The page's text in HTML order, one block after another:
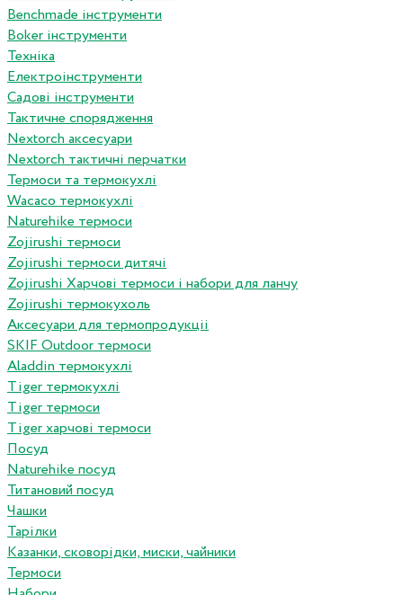
Benchmade інструменти
Boker інструменти
Техніка
Електроінструменти
Садові інструменти
Тактичне спорядження
Nextorch аксесуари
Nextorch тактичні перчатки
Термоси та термокухлі
Wacaco термокухлі
Naturehike термоси
Zojirushi термоси
Zojirushi термоси дитячі
Zojirushi Харчові термоси і набори для ланчу
Zojirushi термокухоль
Аксесуари для термопродукціі
SKIF Outdoor термоси
Aladdin термокухлі
Tiger термокухлі
Tiger термоси
Tiger харчові термоси
Посуд
Naturehike посуд
Титановий посуд
Чашки
Тарілки
Казанки, сковорідки, миски, чайники
Термоси